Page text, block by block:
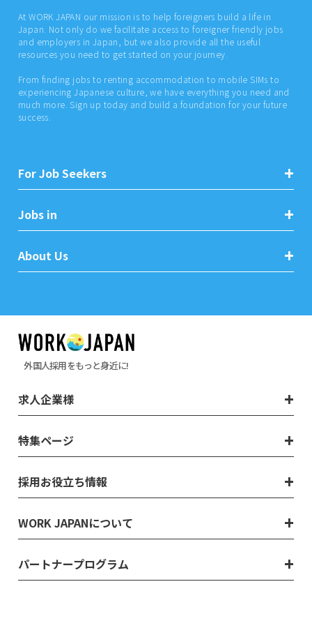
At WORK JAPAN our mission is to help foreigners build a life in
Japan. Not only do we facilitate access to foreigner friendly jobs
and employers in Japan, but we also provide all the useful
resources you need to get started on your journey.
From finding jobs to renting accommodation to mobile SIMs to
experiencing Japanese culture, we have everything you need and
much more. Sign up today and build a foundation for your future
success.
For Job Seekers
Jobs in
About Us
外国人採用をもっと身近に!
求人企業様
特集ページ
採用お役立ち情報
WORK JAPANについて
パートナープログラム